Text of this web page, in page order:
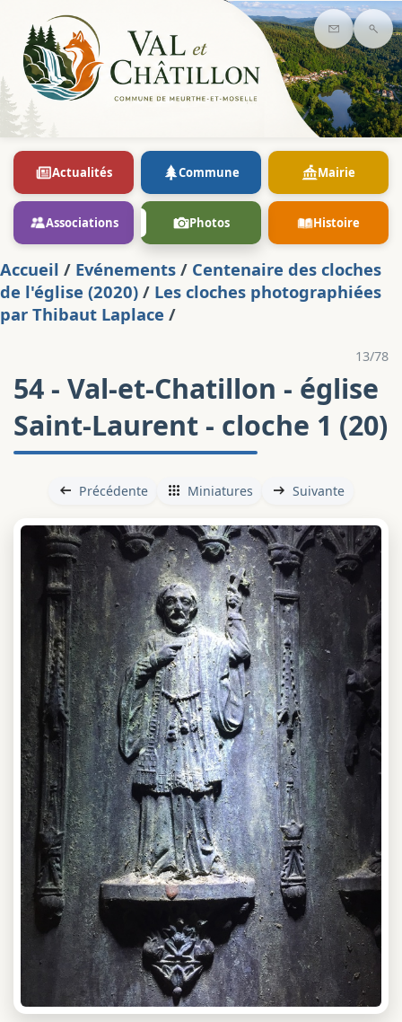
Contact
Actualités Commune Mairie
Associations Photos Histoire
Accueil / Evénements / Centenaire des cloches
de l'église (2020) / Les cloches photographiées
par Thibaut Laplace /
13/78
54 - Val-et-Chatillon - église
Saint-Laurent - cloche 1 (20)
Précédente Miniatures Suivante